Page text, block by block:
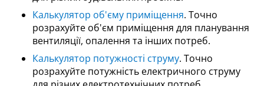
Калькулятор об'єму приміщення. Точно
розрахуйте об'єм приміщення для планування
вентиляції, опалення та інших потреб.
Калькулятор потужності струму. Точно
розрахуйте потужність електричного струму